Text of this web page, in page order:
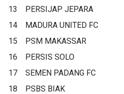
13
PERSIJAP JEPARA
14
MADURA UNITED FC
15
PSM MAKASSAR
16
PERSIS SOLO
17
SEMEN PADANG FC
18
PSBS BIAK